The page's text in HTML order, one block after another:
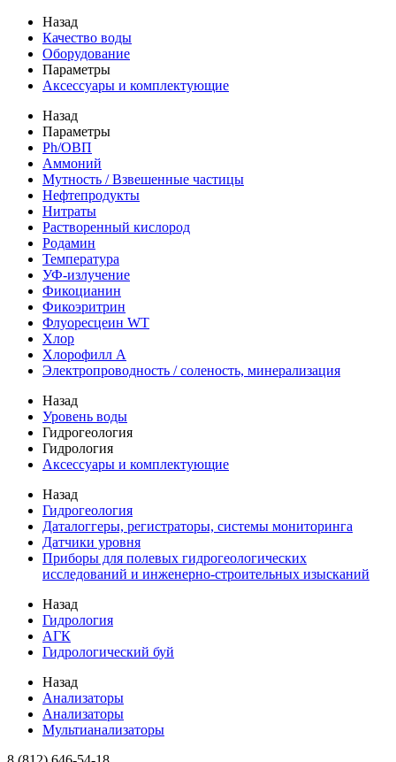
Назад
Качество воды
Оборудование
Параметры
Аксессуары и комплектующие
Назад
Параметры
Ph/ОВП
Аммоний
Мутность / Взвешенные частицы
Нефтепродукты
Нитраты
Растворенный кислород
Родамин
Температура
УФ-излучение
Фикоцианин
Фикоэритрин
Флуоресцеин WT
Хлор
Хлорофилл А
Электропроводность / соленость, минерализация
Назад
Уровень воды
Гидрогеология
Гидрология
Аксессуары и комплектующие
Назад
Гидрогеология
Даталоггеры, регистраторы, системы мониторинга
Датчики уровня
Приборы для полевых гидрогеологических
исследований и инженерно-строительных изысканий
Назад
Гидрология
АГК
Гидрологический буй
Назад
Анализаторы
Анализаторы
Мультианализаторы